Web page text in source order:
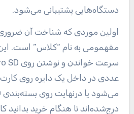
دستگاه‌هایی پشتیبانی می‌شود.
اولین موردی که شناخت آن
مفهمومی به نام “کلاس” است.
عددی در داخل یک دایره روی
درج‌شده‌اند تا هنگام خرید